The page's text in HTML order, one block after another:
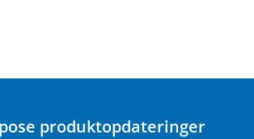
produktopdateringer